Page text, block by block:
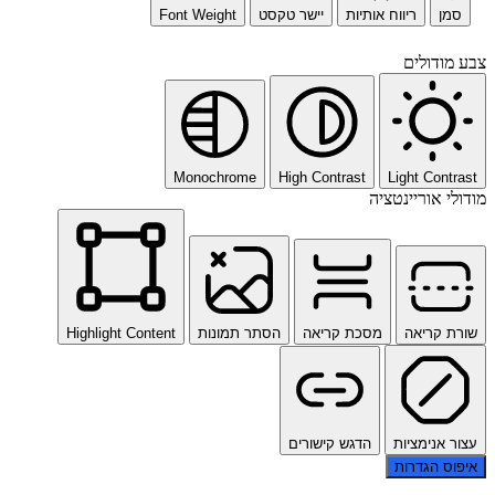
סמן ריווח אותיות יישר טקסט Font Weight
צבע מודולים
Light Contrast
High Contrast
Monochrome
מודולי אוריינטציה
שורת קריאה מסכת קריאה הסתר תמונות Highlight Content
עצור אנימציות
הדגש קישורים
איפוס הגדרות